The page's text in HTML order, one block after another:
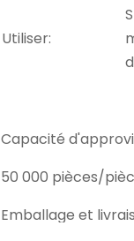
Utiliser:
Capacité
50 000 pièces/
Emballage et